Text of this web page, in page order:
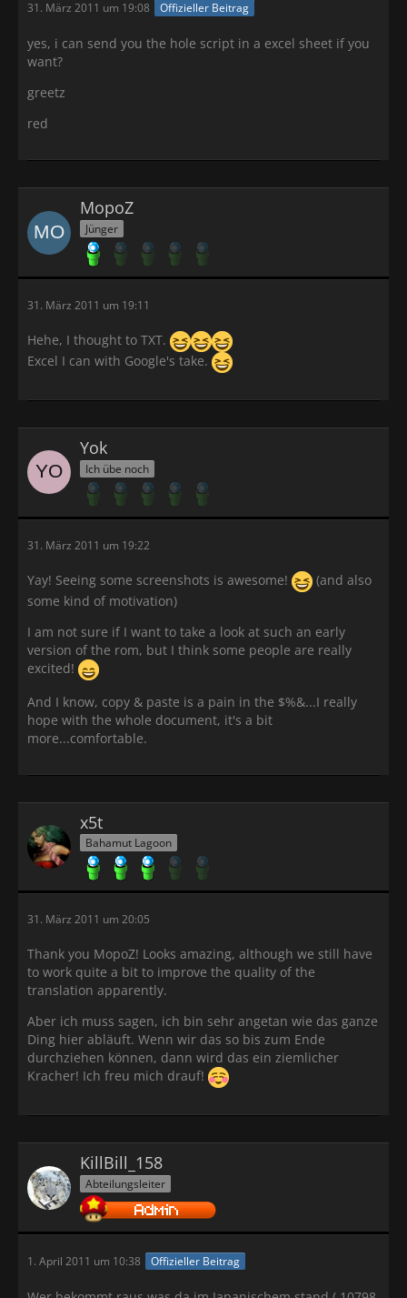
31. März 2011 um 19:08 Offizieller Beitrag
yes, i can send you the hole script in a excel sheet if you
want?
greetz
red
MopoZ
Jünger
31. März 2011 um 19:11
Hehe, I thought to TXT.
Excel I can with Google's take.
Yok
Ich übe noch
31. März 2011 um 19:22
Yay! Seeing some screenshots is awesome!
(and also
some kind of motivation)
I am not sure if I want to take a look at such an early
version of the rom, but I think some people are really
excited!
And I know, copy & paste is a pain in the $%&...I really
hope with the whole document, it's a bit
more...comfortable.
x5t
Bahamut Lagoon
31. März 2011 um 20:05
Thank you MopoZ! Looks amazing, although we still have
to work quite a bit to improve the quality of the
translation apparently.
Aber ich muss sagen, ich bin sehr angetan wie das ganze
Ding hier abläuft. Wenn wir das so bis zum Ende
durchziehen können, dann wird das ein ziemlicher
Kracher! Ich freu mich drauf!
KillBill_158
Abteilungsleiter
1. April 2011 um 10:38 Offizieller Beitrag